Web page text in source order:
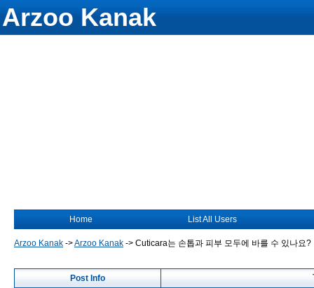
Arzoo Kanak
Home List All Users
Arzoo Kanak ->Arzoo Kanak -> Cuticara는 손톱과 피부 모두에 바를 수 있나요?
Post Info